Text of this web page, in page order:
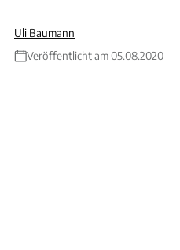
Uli Baumann
Veröffentlicht am 05.08.2020